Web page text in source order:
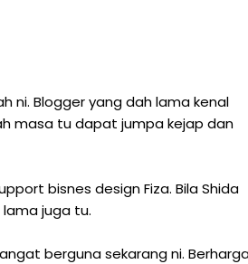
ni. Blogger yang dah lama kenal
masa tu dapat jumpa kejap dan
bisnes design Fiza. Bila Shida
juga tu.
berguna sekarang ni.